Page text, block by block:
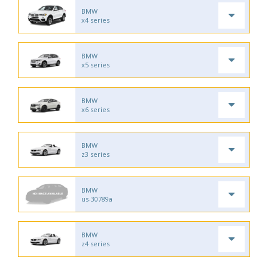
BMW
x4 series
BMW
x5 series
BMW
x6 series
BMW
z3 series
BMW
us-30789a
BMW
z4 series